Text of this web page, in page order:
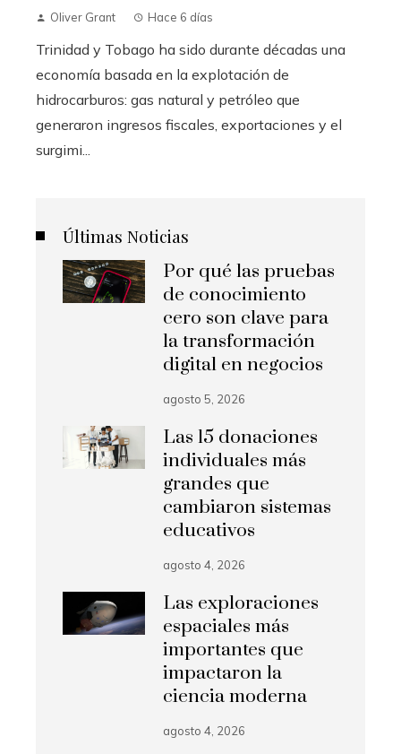
Oliver Grant Hace 6 días
Trinidad y Tobago ha sido durante décadas una
economía basada en la explotación de
hidrocarburos: gas natural y petróleo que
generaron ingresos fiscales, exportaciones y el
surgimi...
Últimas Noticias
Por qué las pruebas
de conocimiento
cero son clave para
la transformación
digital en negocios
agosto 5, 2026
Las 15 donaciones
individuales más
grandes que
cambiaron sistemas
educativos
agosto 4, 2026
Las exploraciones
espaciales más
importantes que
impactaron la
ciencia moderna
agosto 4, 2026